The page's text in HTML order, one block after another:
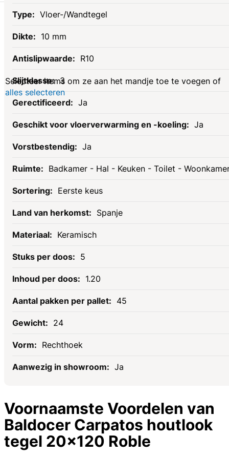
Vloer-/Wandtegel
10 mm
R10
3
Ja
Ja
Ja
Badkamer - Hal - Keuken - Toilet -
Eerste keus
Spanje
Keramisch
5
1.20
45
24
Rechthoek
Ja
Voornaamste Voordelen van
Baldocer Carpatos houtlook
tegel 20x120 Roble
Gerelateerde
producten
Selecteer items om ze aan het mandje toe te voegen of
alles selecteren